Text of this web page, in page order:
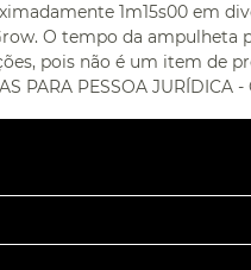
1m15s00 em
O tempo da ampulheta
pois não é um item de
PARA PESSOA JURÍDICA -